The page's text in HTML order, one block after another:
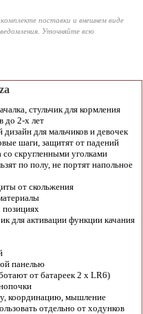
поставки и внешнем виде
Уточняйте всю
стульчик для кормления
до 2-х лет
для мальчиков и девочек
шаги, защитят от падений
со скругленными уголками
по полу, не портят напольное
от скольжения
позициях
для активации функции качания
панелью
от батареек 2 х LR6)
координацию, мышление
отдельно от ходунков